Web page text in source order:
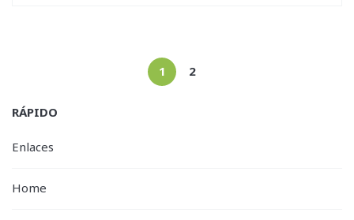
1 2
RÁPIDO
Enlaces
Home